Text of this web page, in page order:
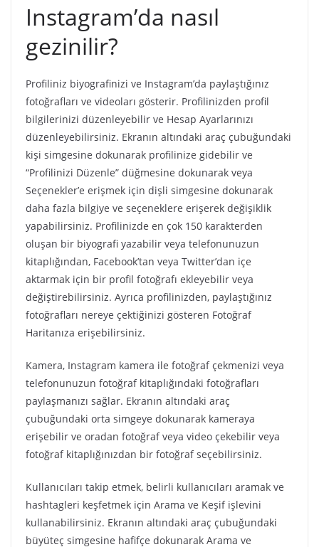
Instagram’da nasıl
gezinilir?
Profiliniz biyografinizi ve Instagram’da paylaştığınız
fotoğrafları ve videoları gösterir. Profilinizden profil
bilgilerinizi düzenleyebilir ve Hesap Ayarlarınızı
düzenleyebilirsiniz. Ekranın altındaki araç çubuğundaki
kişi simgesine dokunarak profilinize gidebilir ve
“Profilinizi Düzenle” düğmesine dokunarak veya
Seçenekler’e erişmek için dişli simgesine dokunarak
daha fazla bilgiye ve seçeneklere erişerek değişiklik
yapabilirsiniz. Profilinizde en çok 150 karakterden
oluşan bir biyografi yazabilir veya telefonunuzun
kitaplığından, Facebook’tan veya Twitter’dan içe
aktarmak için bir profil fotoğrafı ekleyebilir veya
değiştirebilirsiniz. Ayrıca profilinizden, paylaştığınız
fotoğrafları nereye çektiğinizi gösteren Fotoğraf
Haritanıza erişebilirsiniz.
Kamera, Instagram kamera ile fotoğraf çekmenizi veya
telefonunuzun fotoğraf kitaplığındaki fotoğrafları
paylaşmanızı sağlar. Ekranın altındaki araç
çubuğundaki orta simgeye dokunarak kameraya
erişebilir ve oradan fotoğraf veya video çekebilir veya
fotoğraf kitaplığınızdan bir fotoğraf seçebilirsiniz.
Kullanıcıları takip etmek, belirli kullanıcıları aramak ve
hashtagleri keşfetmek için Arama ve Keşif işlevini
kullanabilirsiniz. Ekranın altındaki araç çubuğundaki
büyüteç simgesine hafifçe dokunarak Arama ve